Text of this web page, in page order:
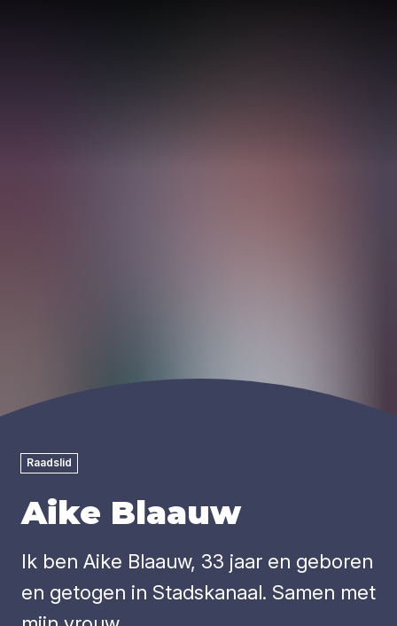
Raadslid
Aike Blaauw
Ik ben Aike Blaauw, 33 jaar en geboren
en getogen in Stadskanaal. Samen met